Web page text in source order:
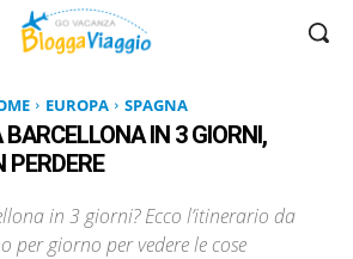
EUROPA SPAGNA
BARCELLONA IN 3 GIORNI,
PERDERE
in 3 giorni? Ecco l’itinerario da
per giorno per vedere le cose